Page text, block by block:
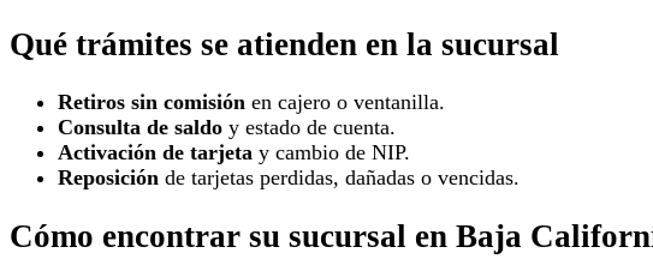
Qué trámites se atienden en la sucursal
Retiros sin comisión en cajero o ventanilla.
Consulta de saldo y estado de cuenta.
Activación de tarjeta y cambio de NIP.
Reposición de tarjetas perdidas, dañadas o vencidas.
Cómo encontrar su sucursal en Baja